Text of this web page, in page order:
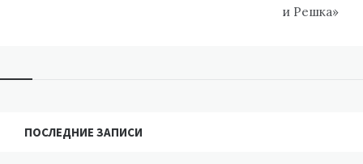
и Решка»
ПОСЛЕДНИЕ ЗАПИСИ